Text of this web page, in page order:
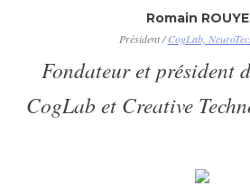
Romain
Président /CogLab,
Fondateur et président
CogLab et Creative